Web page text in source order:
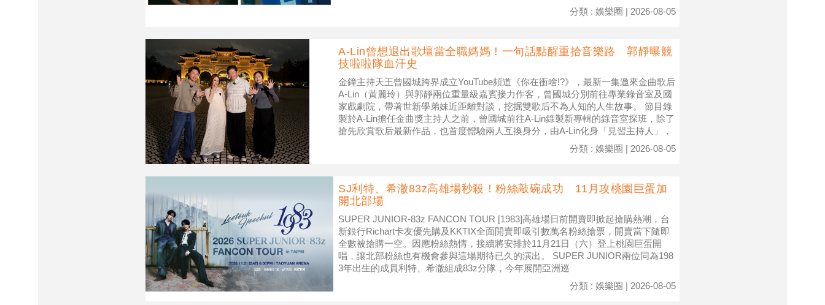
分類 : 娛樂圈 | 2026-08-05
A-Lin曾想退出歌壇當全職媽媽！一句話點醒重拾音樂路 郭靜曝競
技啦啦隊血汗史
金鐘主持天王曾國城跨界成立YouTube頻道《你在衝啥!?》，最新一集邀來金曲歌后
A-Lin（黃麗玲）與郭靜兩位重量級嘉賓接力作客，曾國城分別前往專業錄音室及國
家戲劇院，帶著世新學弟妹近距離對談，挖掘雙歌后不為人知的人生故事。 節目錄
製於A-Lin擔任金曲獎主持人之前，曾國城前往A-Lin錄製新專輯的錄音室探班，除了
搶先欣賞歌后最新作品，也首度體驗兩人互換身分，由A-Lin化身「見習主持人」，
分類 : 娛樂圈 | 2026-08-05
SJ利特、希澈83z高雄場秒殺！粉絲敲碗成功 11月攻桃園巨蛋加
開北部場
SUPER JUNIOR-83z FANCON TOUR [1983]高雄場日前開賣即掀起搶購熱潮，台
新銀行Richart卡友優先購及KKTIX全面開賣即吸引數萬名粉絲搶票，開賣當下隨即
全數被搶購一空。因應粉絲熱情，接續將安排於11月21日（六）登上桃園巨蛋開
唱，讓北部粉絲也有機會參與這場期待已久的演出。 SUPER JUNIOR兩位同為198
3年出生的成員利特、希澈組成83z分隊，今年展開亞洲巡
分類 : 娛樂圈 | 2026-08-05